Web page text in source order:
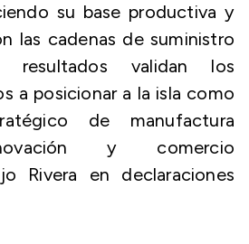
su base productiva y
las cadenas de suministro
resultados validan los
a posicionar a la isla como
de manufactura
y comercio
Rivera en declaraciones